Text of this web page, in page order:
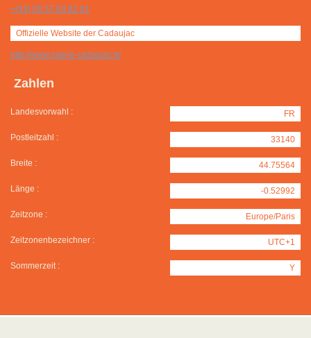
+(33) 05 57 83 82 01
Offizielle Website der Cadaujac
http://www.mairie-cadaujac.fr/
Zahlen
Landesvorwahl : FR
Postleitzahl : 33140
Breite : 44.75564
Länge : -0.52992
Zeitzone : Europe/Paris
Zeitzonenbezeichner : UTC+1
Sommerzeit : Y